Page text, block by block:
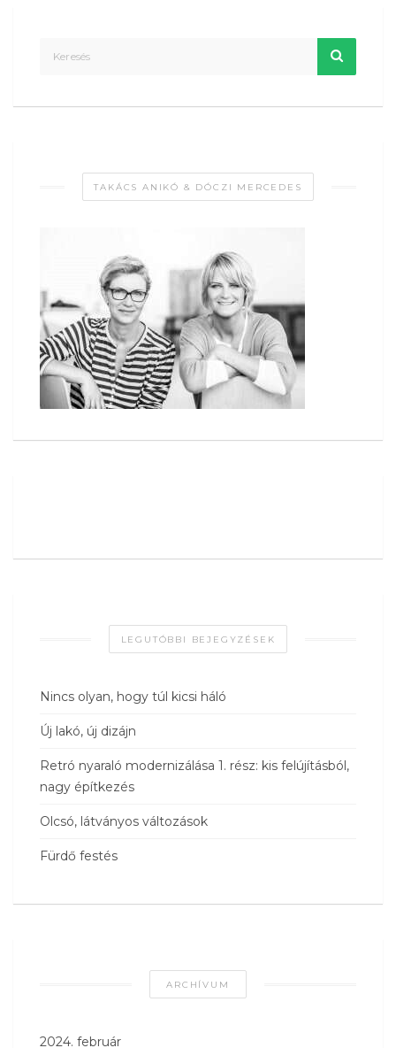
TAKÁCS ANIKÓ & DÓCZI MERCEDES
LEGUTÓBBI BEJEGYZÉSEK
Nincs olyan, hogy túl kicsi háló
Új lakó, új dizájn
Retró nyaraló modernizálása 1. rész: kis felújításból,
nagy építkezés
Olcsó, látványos változások
Fürdő festés
ARCHÍVUM
2024. február